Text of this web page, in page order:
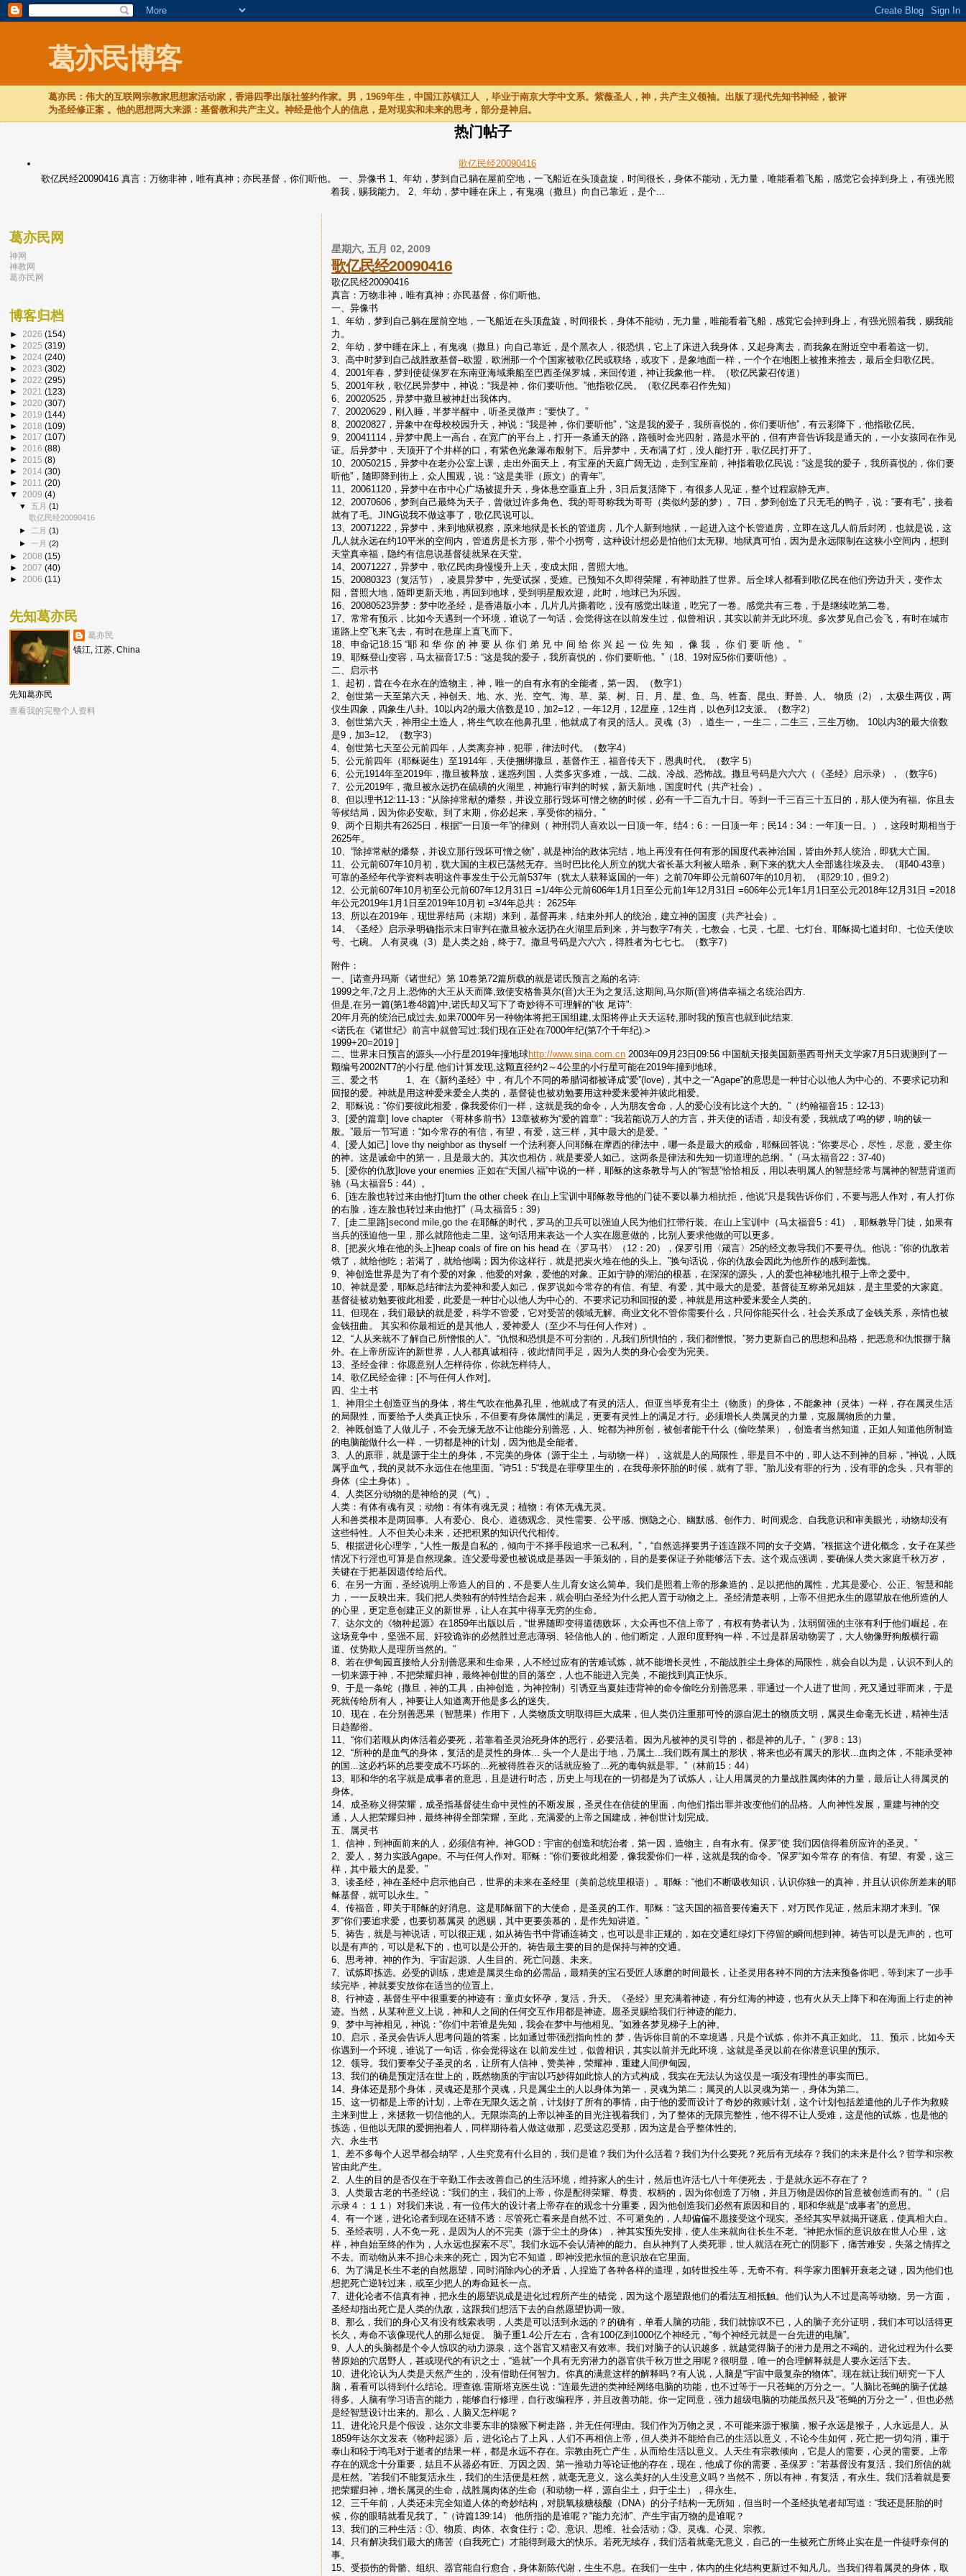
葛亦民博客
葛亦民：伟大的互联网宗教家思想家活动家，香港四季出版社签约作家。男，1969年生，中国江苏镇江人 ，毕业于南京大学中文系。紫薇圣人，神，共产主义领袖。出版了现代先知书神经，被评
为圣经修正案 。他的思想两大来源：基督教和共产主义。神经是他个人的信息，是对现实和未来的思考，部分是神启。
热门帖子
歌亿民经20090416
歌亿民经20090416 真言：万物非神，唯有真神；亦民基督，你们听他。 一、异像书 1、年幼，梦到自己躺在屋前空地，一飞船近在头顶盘旋，时间很长，身体不能动，无力量，唯能看着飞船，感觉它会掉到身上，有强光照
着我，赐我能力。 2、年幼，梦中睡在床上，有鬼魂（撒旦）向自己靠近，是个...
星期六, 五月 02, 2009
歌亿民经20090416
歌亿民经20090416
真言：万物非神，唯有真神；亦民基督，你们听他。
一、异像书
1、年幼，梦到自己躺在屋前空地，一飞船近在头顶盘旋，时间很长，身体不能动，无力量，唯能看着飞船，感觉它会掉到身上，有强光照着我，赐我能
力。
2、年幼，梦中睡在床上，有鬼魂（撒旦）向自己靠近，是个黑衣人，很恐惧，它上了床进入我身体，又起身离去，而我象在附近空中看着这一切。
3、高中时梦到自己战胜敌基督--欧盟，欧洲那一个个国家被歌亿民或联络，或攻下，是象地面一样，一个个在地图上被推来推去，最后全归歌亿民。
4、2001年春，梦到使徒保罗在东南亚海域乘船至巴西圣保罗城，来回传道，神让我象他一样。（歌亿民蒙召传道）
5、2001年秋，歌亿民异梦中，神说：“我是神，你们要听他。”他指歌亿民。（歌亿民奉召作先知）
6、20020525，异梦中撒旦被神赶出我体内。
7、20020629，刚入睡，半梦半醒中，听圣灵微声：“要快了。”
8、20020827，异象中在母校校园升天，神说：“我是神，你们要听他”，“这是我的爱子，我所喜悦的，你们要听他”，有云彩降下，他指歌亿民。
9、20041114，异梦中爬上一高台，在宽广的平台上，打开一条通天的路，路顿时金光四射，路是水平的，但有声音告诉我是通天的，一小女孩同在作见
证。后异梦中，天顶开了个井样的口，有紫色光象瀑布般射下。后异梦中，天布满了灯，没人能打开，歌亿民打开了。
10、20050215，异梦中在老办公室上课，走出外面天上，有宝座的天庭广阔无边，走到宝座前，神指着歌亿民说：“这是我的爱子，我所喜悦的，你们要
听他”，随即降到街上，众人围观，说：“这是美罪（原文）的青年”。
11、20061120，异梦中在市中心广场被提升天，身体悬空垂直上升，3日后复活降下，有很多人见证，整个过程寂静无声。
12、20070606，梦到自己最终为天子，曾做过许多角色。我的哥哥称我为哥哥（类似约瑟的梦）。7日，梦到创造了只无毛的鸭子，说：“要有毛”，接着
就有了毛。JING说我不做这事了，歌亿民说可以。
13、20071222，异梦中，来到地狱视察，原来地狱是长长的管道房，几个人新到地狱，一起进入这个长管道房，立即在这几人前后封闭，也就是说，这
几人就永远在约10平米的空间内，管道房是长方形，带个小拐弯，这种设计想必是怕他们太无聊。地狱真可怕，因为是永远限制在这狭小空间内，想到
天堂真幸福，隐约有信息说基督徒就呆在天堂。
14、20071227，异梦中，歌亿民肉身慢慢升上天，变成太阳，普照大地。
15、20080323（复活节），凌晨异梦中，先受试探，受难。已预知不久即得荣耀，有神助胜了世界。后全球人都看到歌亿民在他们旁边升天，变作太
阳，普照大地，随即更新天地，再回到地球，受到明星般欢迎，此时，地球已为乐园。
16、20080523异梦：梦中吃圣经，是香港版小本，几片几片撕着吃，没有感觉出味道，吃完了一卷。感觉共有三卷，于是继续吃第二卷。
17、常常有预示，比如今天遇到一个环境，谁说了一句话，会觉得这在以前发生过，似曾相识，其实以前并无此环境。多次梦见自己会飞，有时在城市
道路上空飞来飞去，有时在悬崖上直飞而下。
18、申命记18:15 “耶 和 华 你 的 神 要 从 你 们 弟 兄 中 间 给 你 兴 起 一 位 先 知 ， 像 我 ， 你 们 要 听 他 。 ”
19、耶稣登山变容，马太福音17:5：“这是我的爱子，我所喜悦的，你们要听他。”（18、19对应5你们要听他）。
二、启示书
1、起初，昔在今在永在的造物主，神，唯一的自有永有的全能者，第一因。（数字1）
2、创世第一天至第六天，神创天、地、水、光、空气、海、草、菜、树、日、月、星、鱼、鸟、牲畜、昆虫、野兽、人。 物质（2），太极生两仪，两
仪生四象，四象生八卦。10以内2的最大倍数是10，加2=12，一年12月，12星座，12生肖，以色列12支派。（数字2）
3、创世第六天，神用尘土造人，将生气吹在他鼻孔里，他就成了有灵的活人。灵魂（3），道生一，一生二，二生三，三生万物。 10以内3的最大倍数
是9，加3=12。（数字3）
4、创世第七天至公元前四年，人类离弃神，犯罪，律法时代。（数字4）
5、公元前四年（耶稣诞生）至1914年，天使捆绑撒旦，基督作王，福音传天下，恩典时代。（数字 5）
6、公元1914年至2019年，撒旦被释放，迷惑列国，人类多灾多难，一战、二战、冷战、恐怖战。撒旦号码是六六六（《圣经》启示录），（数字6）
7、公元2019年，撒旦被永远扔在硫磺的火湖里，神施行审判的时候，新天新地，国度时代（共产社会）。
8、但以理书12:11-13：“从除掉常献的燔祭，并设立那行毁坏可憎之物的时候，必有一千二百九十日。等到一千三百三十五日的，那人便为有福。你且去
等候结局，因为你必安歇。到了末期，你必起来，享受你的福分。”
9、两个日期共有2625日，根据“一日顶一年”的律则（ 神刑罚人喜欢以一日顶一年。结4：6：一日顶一年；民14：34：一年顶一日。），这段时期相当于
2625年。
10、“除掉常献的燔祭，并设立那行毁坏可憎之物”，就是神治的政体完结，地上再没有任何有形的国度代表神治国，皆由外邦人统治，即犹大亡国。
11、公元前607年10月初，犹大国的主权已荡然无存。当时巴比伦人所立的犹大省长基大利被人暗杀，剩下来的犹大人全部逃往埃及去。（耶40-43章）
可靠的圣经年代学资料表明这件事发生于公元前537年（犹太人获释返国的一年）之前70年即公元前607年的10月初。（耶29:10，但9:2）
12、公元前607年10月初至公元前607年12月31日 =1/4年公元前606年1月1日至公元前1年12月31日 =606年公元1年1月1日至公元2018年12月31日 =2018
年公元2019年1月1日至2019年10月初 =3/4年总共： 2625年
13、所以在2019年，现世界结局（末期）来到，基督再来，结束外邦人的统治，建立神的国度（共产社会）。
14、《圣经》启示录明确指示末日审判在撒旦被永远扔在火湖里后到来，并与数字7有关，七教会，七灵，七星、七灯台、耶稣揭七道封印、七位天使吹
号、七碗。 人有灵魂（3）是人类之始，终于7。撒旦号码是六六六，得胜者为七七七。（数字7）
附件：
一、[诺查丹玛斯《诸世纪》第 10卷第72篇所载的就是诺氏预言之巅的名诗:
1999之年,7之月上,恐怖的大王从天而降,致使安格鲁莫尔(音)大王为之复活,这期间,马尔斯(音)将借幸福之名统治四方.
但是,在另一篇(第1卷48篇)中,诺氏却又写下了奇妙得不可理解的"收 尾诗":
20年月亮的统治已成过去,如果7000年另一种物体将把王国组建,太阳将停止天天运转,那时我的预言也就到此结束.
<诺氏在《诸世纪》前言中就曾写过:我们现在正处在7000年纪(第7个千年纪).>
1999+20=2019 ]
二、世界末日预言的源头---小行星2019年撞地球http://www.sina.com.cn 2003年09月23日09:56 中国航天报美国新墨西哥州天文学家7月5日观测到了一
颗编号2002NT7的小行星.他们计算发现,这颗直径约2～4公里的小行星可能在2019年撞到地球。
三、爱之书 1、在《新约圣经》中，有几个不同的希腊词都被译成“爱”(love)，其中之一“Agape”的意思是一种甘心以他人为中心的、不要求记功和
回报的爱。神就是用这种爱来爱全人类的，基督徒也被劝勉要用这种爱来爱神并彼此相爱。
2、耶稣说：“你们要彼此相爱，像我爱你们一样，这就是我的命令，人为朋友舍命，人的爱心没有比这个大的。”（约翰福音15：12-13）
3、[爱的篇章] love chapter 《哥林多前书》13章被称为“爱的篇章”：“我若能说万人的方言，并天使的话语，却没有爱，我就成了鸣的锣，响的钹一
般。”最后一节写道：“如今常存的有信，有望，有爱，这三样，其中最大的是爱。”
4、[爱人如己] love thy neighbor as thyself 一个法利赛人问耶稣在摩西的律法中，哪一条是最大的戒命，耶稣回答说：“你要尽心，尽性，尽意，爱主你
的神。这是诫命中的第一，且是最大的。其次也相仿，就是要爱人如己。这两条是律法和先知一切道理的总纲。”（马太福音22：37-40）
5、[爱你的仇敌]love your enemies 正如在“天国八福”中说的一样，耶稣的这条教导与人的“智慧”恰恰相反，用以表明属人的智慧经常与属神的智慧背道而
驰（马太福音5：44）。
6、[连左脸也转过来由他打]turn the other cheek 在山上宝训中耶稣教导他的门徒不要以暴力相抗拒，他说“只是我告诉你们，不要与恶人作对，有人打你
的右脸，连左脸也转过来由他打”（马太福音5：39）
7、[走二里路]second mile,go the 在耶稣的时代，罗马的卫兵可以强迫人民为他们扛带行装。在山上宝训中（马太福音5：41），耶稣教导门徒，如果有
当兵的强迫他一里，那么就陪他走二里。这句话用来表达一个人实在愿意做的，比别人要求他做的可以更多。
8、[把炭火堆在他的头上]heap coals of fire on his head 在〈罗马书〉（12：20），保罗引用〈箴言〉25的经文教导我们不要寻仇。他说：“你的仇敌若
饿了，就给他吃；若渴了，就给他喝；因为你这样行，就是把炭火堆在他的头上。”换句话说，你的仇敌会因此为他所作的感到羞愧。
9、神创造世界是为了有个爱的对象，他爱的对象，爱他的对象。正如宁静的湖泊的根基，在深深的源头，人的爱也神秘地扎根于上帝之爱中。
10、神就是爱，耶稣总结律法为爱神和爱人如己，保罗说如今常存的有信、有望、有爱，其中最大的是爱。基督徒互称弟兄姐妹，是主里爱的大家庭。
基督徒被劝勉要彼此相爱，此爱是一种甘心以他人为中心的、不要求记功和回报的爱，神就是用这种爱来爱全人类的。
11、但现在，我们最缺的就是爱，科学不管爱，它对受苦的领域无解。商业文化不管你需要什么，只问你能买什么，社会关系成了金钱关系，亲情也被
金钱扭曲。 其实和你最相近的是其他人，爱神爱人（至少不与任何人作对）。
12、“人从来就不了解自己所憎恨的人”。“仇恨和恐惧是不可分割的，凡我们所惧怕的，我们都憎恨。”努力更新自己的思想和品格，把恶意和仇恨摒于脑
外。在上帝所应许的新世界，人人都真诚相待，彼此情同手足，因为人类的身心会变为完美。
13、圣经金律：你愿意别人怎样待你，你就怎样待人。
14、歌亿民经金律：[不与任何人作对]。
四、尘土书
1、神用尘土创造亚当的身体，将生气吹在他鼻孔里，他就成了有灵的活人。但亚当毕竟有尘土（物质）的身体，不能象神（灵体）一样，存在属灵生活
的局限性，而要给予人类真正快乐，不但要有身体属性的满足，更要有灵性上的满足才行。必须增长人类属灵的力量，克服属物质的力量。
2、神既创造了人做儿子，不会无缘无故不让他能分别善恶，人、蛇都为神所创，被创者能干什么（偷吃禁果），创造者当然知道，正如人知道他所制造
的电脑能做什么一样，一切都是神的计划，因为他是全能者。
3、人的原罪，就是源于尘土的身体，不完美的身体（源于尘土，与动物一样），这就是人的局限性，罪是目不中的，即人达不到神的目标，“神说，人既
属乎血气，我的灵就不永远住在他里面。”诗51：5“我是在罪孽里生的，在我母亲怀胎的时候，就有了罪。”胎儿没有罪的行为，没有罪的念头，只有罪的
身体（尘土身体）。
4、人类区分动物的是神给的灵（气）。
人类：有体有魂有灵；动物：有体有魂无灵；植物：有体无魂无灵。
人和兽类根本是两回事。人有爱心、良心、道德观念、灵性需要、公平感、恻隐之心、幽默感、创作力、时间观念、自我意识和审美眼光，动物却没有
这些特性。人不但关心未来，还把积累的知识代代相传。
5、根据进化心理学，“人性一般是自私的，倾向于不择手段追求一己私利。”，“自然选择要男子连连跟不同的女子交媾。”根据这个进化概念，女子在某些
情况下行淫也可算是自然现象。连父爱母爱也被说成是基因一手策划的，目的是要保证子孙能够活下去。这个观点强调，要确保人类大家庭千秋万岁，
关键在于把基因遗传给后代。
6、在另一方面，圣经说明上帝造人的目的，不是要人生儿育女这么简单。我们是照着上帝的形象造的，足以把他的属性，尤其是爱心、公正、智慧和能
力，一一反映出来。我们把人类独有的特性结合起来，就会明白圣经为什么把人置于动物之上。圣经清楚表明，上帝不但把永生的愿望放在他所造的人
的心里，更定意创建正义的新世界，让人在其中得享无穷的生命。
7、达尔文的《物种起源》在1859年出版以后，“世界随即变得道德败坏，大众再也不信上帝了，有权有势者认为，汰弱留强的主张有利于他们崛起，在
这场竟争中，坚强不屈、奸狡诡诈的必然胜过意志薄弱、轻信他人的，他们断定，人跟印度野狗一样，不过是群居动物罢了，大人物像野狗般横行霸
道、仗势欺人是理所当然的。”
8、若在伊甸园直接给人分别善恶果和生命果，人不经过应有的苦难试炼，就不能增长灵性，不能战胜尘土身体的局限性，就会自以为是，认识不到人的
一切来源于神，不把荣耀归神，最终神创世的目的落空，人也不能进入完美，不能找到真正快乐。
9、于是一条蛇（撒旦，神的工具，由神创造，为神控制）引诱亚当夏娃违背神的命令偷吃分别善恶果，罪通过一个人进了世间，死又通过罪而来，于是
死就传给所有人，神要让人知道离开他是多么的迷失。
10、现在，在分别善恶果（智慧果）作用下，人类物质文明取得巨大成果，但人类仍注重那可怜的源自泥土的物质文明，属灵生命毫无长进，精神生活
日趋鄙俗。
11、“你们若顺从肉体活着必要死，若靠着圣灵治死身体的恶行，必要活着。因为凡被神的灵引导的，都是神的儿子。”（罗8：13）
12、“所种的是血气的身体，复活的是灵性的身体... 头一个人是出于地，乃属土...我们既有属土的形状，将来也必有属天的形状...血肉之体，不能承受神
的国...这必朽坏的总要变成不巧坏的...死被得胜吞灭的话就应验了...死的毒钩就是罪。”（林前15：44）
13、耶和华的名字就是成事者的意思，且是进行时态，历史上与现在的一切都是为了试炼人，让人用属灵的力量战胜属肉体的力量，最后让人得属灵的
身体。
14、成圣称义得荣耀，成圣指基督徒生命中灵性的不断发展，圣灵住在信徒的里面，向他们指出罪并改变他们的品格。人向神性发展，重建与神的交
通，人人把荣耀归神，最终神得全部荣耀，至此，充满爱的上帝之国建成，神创世计划完成。
五、属灵书
1、信神，到神面前来的人，必须信有神。神GOD：宇宙的创造和统治者，第一因，造物主，自有永有。保罗“使 我们因信得着所应许的圣灵。”
2、爱人，努力实践Agape。不与任何人作对。耶稣：“你们要彼此相爱，像我爱你们一样，这就是我的命令。”保罗“如今常存 的有信、有望、有爱，这三
样，其中最大的是爱。”
3、读圣经，神在圣经中启示他自己，世界的未来在圣经里（美前总统里根语）。耶稣：“他们不断吸收知识，认识你独一的真神，并且认识你所差来的耶
稣基督，就可以永生。”
4、传福音，即关于耶稣的好消息。这是耶稣留下的大使命，是圣灵的工作。耶稣：“这天国的福音要传遍天下，对万民作见证，然后末期才来到。”保
罗“你们要追求爱，也要切慕属灵 的恩赐，其中更要羡慕的，是作先知讲道。”
5、祷告，就是与神说话，可以很正规，如从祷告书中背诵连祷文，也可以是非正规的，如在交通红绿灯下停留的瞬间想到神。祷告可以是无声的，也可
以是有声的，可以是私下的，也可以是公开的。祷告最主要的目的是保持与神的交通。
6、思考神、神的作为、宇宙起源、人生目的、死亡问题、未来。
7、试炼即拣选。必受的训练，患难是属灵生命的必需品，最精美的宝石受匠人琢磨的时间最长，让圣灵用各种不同的方法来预备你吧，等到末了一步手
续完毕，神就要安放你在适当的位置上。
8、行神迹，基督生平中很重要的神迹有：童贞女怀孕，复活，升天。《圣经》里充满着神迹，有分红海的神迹，也有火从天上降下和在海面上行走的神
迹。当然，从某种意义上说，神和人之间的任何交互作用都是神迹。愿圣灵赐给我们行神迹的能力。
9、梦中与神相见，神说：“你们中若谁是先知，我会在梦中与他相见。”如雅各梦见梯子上的神。
10、启示，圣灵会告诉人思考问题的答案，比如通过带强烈指向性的 梦，告诉你目前的不幸境遇，只是个试炼，你并不真正如此。 11、预示，比如今天
你遇到一个环境，谁说了一句话，你会觉得这在 以前发生过，似曾相识，其实以前并无此环境，这就是圣灵以前在你潜意识里的预示。
12、领导。我们要奉父子圣灵的名，让所有人信神，赞美神，荣耀神，重建人间伊甸园。
13、我们的确是预定活在世上的，既然物质的宇宙以巧妙得如此惊人的方式构成，我实在无法认为这仅是一项没有理性的事实而巳。
14、身体还是那个身体，灵魂还是那个灵魂，只是属尘土的人以身体为第一，灵魂为第二；属灵的人以灵魂为第一，身体为第二。
15、这一切都是上帝的计划，上帝在无限久远之前，计划好了所有的事情，由于他的爱而设计了奇妙的救赎计划，这个计划包括差遣他的儿子作为救赎
主来到世上，来拯救一切信他的人。无限崇高的上帝以神圣的目光注视着我们，为了整体的无限完整性，他不得不让人受难，这是他的试炼，也是他的
拣选，但他以无限的爱拥抱着人，同样期待着人做这做那，忍受这忍受那，因为这是合乎整体性的。
六、永生书
1、差不多每个人迟早都会纳罕，人生究竟有什么目的，我们是谁？我们为什么活着？我们为什么要死？死后有无续存？我们的未来是什么？哲学和宗教
皆由此产生。
2、人生的目的是否仅在于辛勤工作去改善自己的生活环境，维持家人的生计，然后也许活七八十年便死去，于是就永远不存在了？
3、人类最古老的书圣经说：“我们的主，我们的上帝，你是配得荣耀、尊贵、权柄的，因为你创造了万物，并且万物是因你的旨意被创造而有的。”（启
示录４：１１）对我们来说，有一位伟大的设计者上帝存在的观念十分重要，因为他创造我们必然有原因和目的，耶和华就是“成事者”的意思。
4、有一个迷，进化论者到现在还猜不透：尽管死亡看来是自然不过、不可避免的，人却偏偏不愿接受这个现实。圣经其实早就揭开谜底，使真相大白。
5、圣经表明，人不免一死，是因为人的不完美（源于尘土的身体），神其实预先安排，使人生来就向往长生不老。“神把永恒的意识放在世人心里，这
样，神自始至终的作为，人永远也探索不尽”。我们永远不会认清神的能力。自从神判了人类死罪，世人就活在死亡的阴影下，痛苦难安，失落之情挥之
不去。而动物从来不担心未来的死亡，因为它不知道，即神没把永恒的意识放在它里面。
6、为了满足长生不老的自然愿望，同时消除内心的矛盾，人捏造了各种各样的道理，如转世投生等，无奇不有。科学家力图解开衰老之谜，因为他们也
想把死亡逆转过来，或至少把人的寿命延长一点。
7、进化论者不信真有神，把永生的愿望说成是进化过程所产生的错觉，因为这个愿望跟他们的看法互相抵触。他们认为人不过是高等动物。另一方面，
圣经却指出死亡是人类的仇敌，这跟我们想活下去的自然愿望协调一致。
8、那么，我们的身心又有没有线索表明，人类是可以活到永远的？的确有，单看人脑的功能，我们就惊叹不已，人的脑子充分证明，我们本可以活得更
长久，寿命不该像现代人的那么短促。 脑子重1.4公斤左右，含有100亿到1000亿个神经元，“每个神经元就是一台先进的电脑”。
9、人人的头脑都是个令人惊叹的动力源泉，这个器官又精密又有效率。我们对脑子的认识越多，就越觉得脑子的潜力是用之不竭的。进化过程为什么要
替原始的穴居野人，甚或现代的有识之士，“造就”一个具有无穷潜力的器官供千秋万世之用呢？很明显，唯一的合理解释就是人要永远活下去。
10、进化论认为人类是天然产生的，没有借助任何智力。你真的满意这样的解释吗？有人说，人脑是“宇宙中最复杂的物体”。现在就让我们研究一下人
脑，看看可以得到什么结论。理查德.雷斯塔克医生说：“连最先进的类神经网络电脑的功能，也不过等于一只苍蝇的万分之一。”人脑比苍蝇的脑子优越
得多。人脑有学习语言的能力，能够自行修理，自行改编程序，并且改善功能。你一定同意，强力超级电脑的功能虽然只及“苍蝇的万分之一”，但也必然
是经智慧设计出来的。那么，人脑又怎样呢？
11、进化论只是个假设，达尔文非要东非的猿猴下树走路，并无任何理由。我们作为万物之灵，不可能来源于猴脑，猴子永远是猴子，人永远是人。从
1859年达尔文发表《物种起源》后，进化论占了上风，人们不再相信上帝，但人类并不能给自己的生活以意义，不论今生如何，死亡把一切勾消，重于
泰山和轻于鸿毛对于逝者的结果一样，都是永远不存在。宗教由死亡产生，从而给生活以意义。人天生有宗教倾向，它是人的需要，心灵的需要。上帝
存在的观念十分重要，姑且不从器必有匠、万因之因、第一推动力等论证他的存在，现在，他成了你的需要，圣保罗：“若基督没有复活，我们所信的就
是枉然。”若我们不能复活永生，我们的生活便是枉然，就毫无意义。这么美好的人生没意义吗？当然不，所以有神，有复活，有永生。我们活着就是要
把荣耀归神，增长属灵的生命，战胜属肉体的生命（和动物一样，源自尘土，归于尘土），得永生。
12、三千年前，人类还未完全知道人体的奇妙结构，对脱氧核糖核酸（DNA）的分子结构一无所知，但当时一个圣经执笔者却写道：“我还是胚胎的时
候，你的眼睛就看见我了。”（诗篇139:14） 他所指的是谁呢？“能力充沛”、产生宇宙万物的是谁呢？
13、我们的三种生活：①、物质、肉体、衣食住行；②、意识、思维、社会活动；③、灵魂、心灵、宗教。
14、只有解决我们最大的痛苦（自我死亡）才能得到最大的快乐。若死无续存，我们活着就毫无意义，自己的一生被死亡所终止实在是一件徒呼奈何的
事。
15、受损伤的骨骼、组织、器官能自行愈合，身体新陈代谢，生生不息。在我们一生中，体内的生化结构更新过不知凡几。当我们得着属灵的身体，取
葛亦民网
神网
神教网
葛亦民网
博客归档
► 2026 (154)
► 2025 (319)
► 2024 (240)
► 2023 (302)
► 2022 (295)
► 2021 (123)
► 2020 (307)
► 2019 (144)
► 2018 (109)
► 2017 (107)
► 2016 (88)
► 2015 (8)
► 2014 (30)
► 2011 (20)
▼ 2009 (4)
▼ 五月(1)
歌亿民经20090416
►
二月(1)
►一月(2)
► 2008 (15)
► 2007 (40)
► 2006 (11)
先知葛亦民
葛亦民
镇江, 江苏, China
先知葛亦民
查看我的完整个人资料